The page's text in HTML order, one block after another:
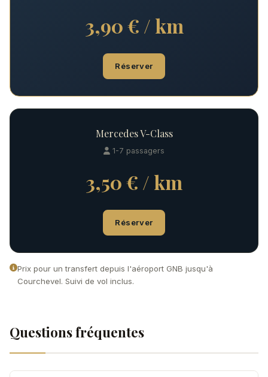
3,90 € / km
Réserver
Mercedes V-Class
1-7 passagers
3,50 € / km
Réserver
Prix pour un transfert depuis l'aéroport GNB jusqu'à
Courchevel. Suivi de vol inclus.
Questions fréquentes